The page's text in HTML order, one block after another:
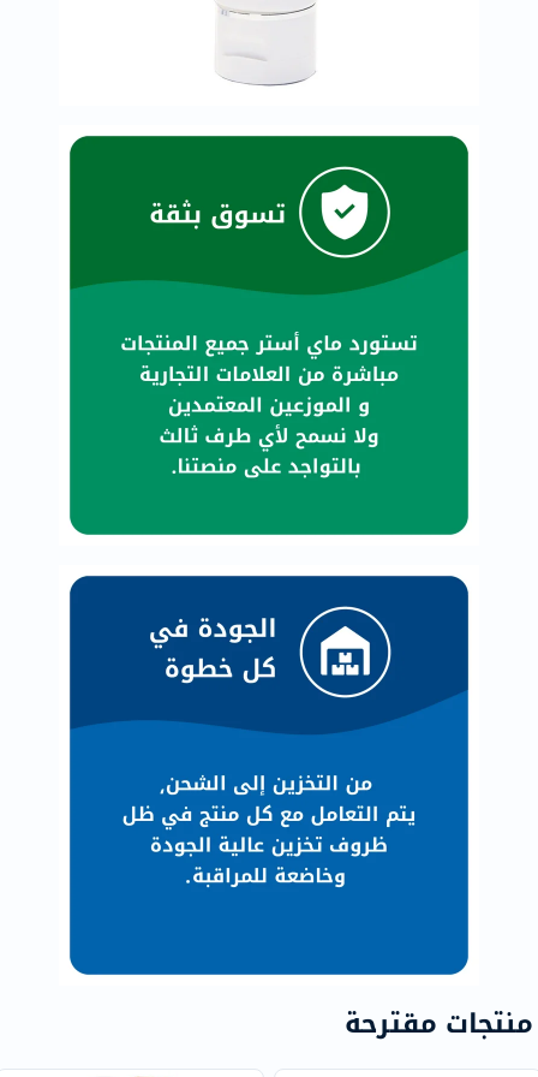
منتجات مقترحة